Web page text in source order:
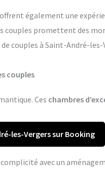
offrent également une
couples promettent des
couples à Saint-André-
couples
Ces chambres
les-Vergers sur Booking
avec un